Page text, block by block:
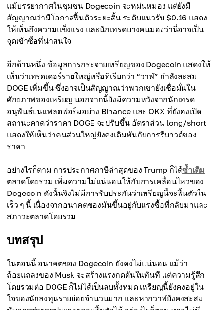
แม้บรรยากาศในชุมชน Dogecoin จะหม่นหมอง แต่ยังมี
สัญญาณว่ามีโอกาสฟื้นตัวระยะสั้น ระดับแนวรับ $0.16 แสดง
ให้เห็นถึงความแข็งแรง และนักเทรดบางคนมองว่านี่อาจเป็น
จุดเข้าซื้อที่น่าสนใจ
อีกด้านหนึ่ง ข้อมูลการกระจายเหรียญของ Dogecoin แสดงให้
เห็นว่าเทรดเดอร์รายใหญ่หรือที่เรียกว่า “วาฬ” กำลังสะสม
DOGE เพิ่มขึ้น ซึ่งอาจเป็นสัญญาณว่าพวกเขายังเชื่อมั่นใน
ศักยภาพของเหรียญ นอกจากนี้ยังมีความหวังจากนักเทรด
อนุพันธ์บนแพลตฟอร์มอย่าง Binance และ OKX ที่ยังคงเปิด
สถานะคาดว่าราคา DOGE จะปรับขึ้น อัตราส่วน long/short
แสดงให้เห็นว่าคนส่วนใหญ่ยังคงเดิมพันกับการรีบาวด์ของ
ราคา
อย่างไรก็ตาม การประกาศภาษีล่าสุดของ Trump ก็ได้ซ้ำเติม
ตลาดโดยรวม เพิ่มความไม่แน่นอนให้กับการเคลื่อนไหวของ
Dogecoin ดังนั้นจึงไม่มีการรับประกันว่าเหรียญนี้จะฟื้นตัวใน
เร็ว ๆ นี้ เนื่องจากอนาคตของมันขึ้นอยู่กับแรงซื้อที่กลับมาและ
สภาวะตลาดโดยรวม
บทสรุป
ในตอนนี้ อนาคตของ Dogecoin ยังคงไม่แน่นอน แม้ว่า
ถ้อยแถลงของ Musk จะสร้างแรงกดดันในทันที แต่ความรู้สึก
โดยรวมต่อ DOGE ก็ไม่ได้เป็นลบทั้งหมด เหรียญนี้ยังคงอยู่ใน
ใจของนักลงทุนรายย่อยจำนวนมาก และหากวาฬยังคงสะสม